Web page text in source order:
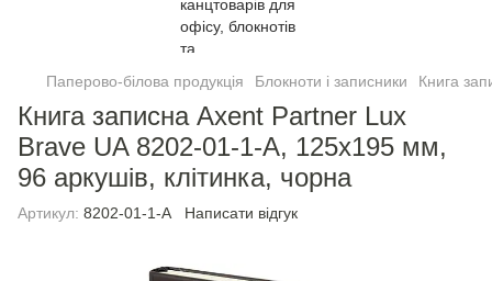
Паперово-білова продукція Блокноти і записники Книга
Книга записна Axent Partner Lux
Brave UA 8202-01-1-A, 125х195 мм,
96 аркушів, клітинка, чорна
Артикул: 8202-01-1-A Написати відгук